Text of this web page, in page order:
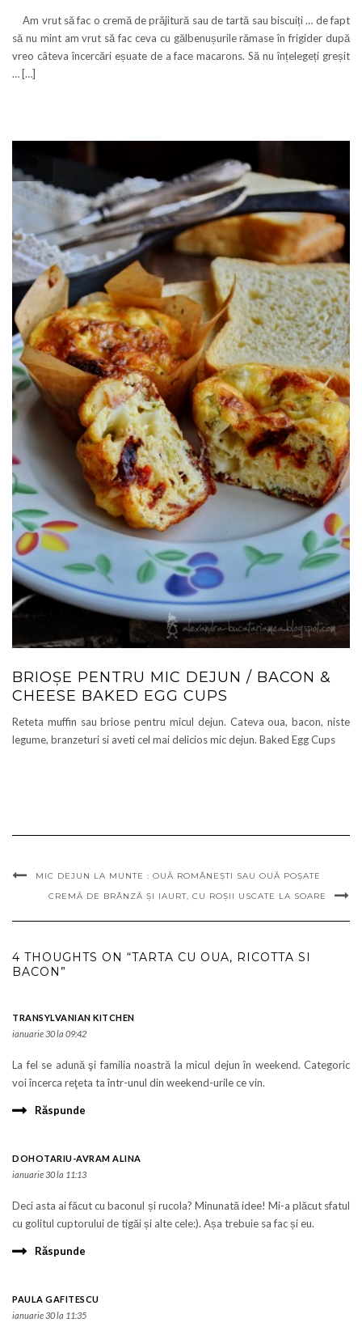
Am vrut să fac o cremă de prăjitură sau de tartă sau biscuiți … de fapt
să nu mint am vrut să fac ceva cu gălbenușurile rămase în frigider după
vreo câteva încercări eșuate de a face macarons. Să nu înțelegeți greșit
… […]
BRIOȘE PENTRU MIC DEJUN / BACON &
CHEESE BAKED EGG CUPS
Reteta muffin sau briose pentru micul dejun. Cateva oua, bacon, niste
legume, branzeturi si aveti cel mai delicios mic dejun. Baked Egg Cups
MIC DEJUN LA MUNTE : OUĂ ROMÂNEȘTI SAU OUĂ POȘATE
CREMĂ DE BRÂNZĂ ȘI IAURT, CU ROȘII USCATE LA SOARE
4 THOUGHTS ON “TARTA CU OUA, RICOTTA SI
BACON”
TRANSYLVANIAN KITCHEN
ianuarie 30 la 09:42
La fel se adună şi familia noastră la micul dejun în weekend. Categoric
voi încerca reţeta ta într-unul din weekend-urile ce vin.
Răspunde
DOHOTARIU-AVRAM ALINA
ianuarie 30 la 11:13
Deci asta ai făcut cu baconul și rucola? Minunată idee! Mi-a plăcut sfatul
cu golitul cuptorului de tigăi și alte cele:). Așa trebuie sa fac și eu.
Răspunde
PAULA GAFITESCU
ianuarie 30 la 11:35